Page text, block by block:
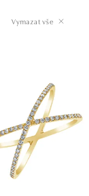
Vymazat vše